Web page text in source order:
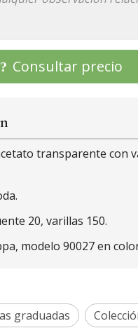
Consultar precio
transparente con
20, varillas 150.
modelo 90027 en
graduadas